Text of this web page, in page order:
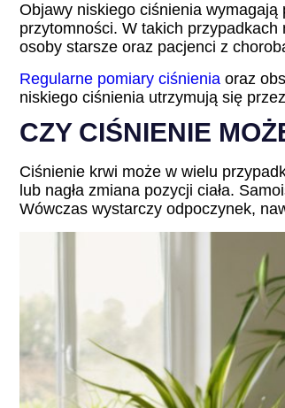
Objawy niskiego ciśnienia
przytomności. W takich
osoby starsze oraz pacjenci z
Regularne pomiary ciśnienia oraz
niskiego ciśnienia utrzymują się
CZY CIŚNIENIE
Ciśnienie krwi może w wielu
lub nagła zmiana pozycji ciała.
Wówczas wystarczy odpoczynek,